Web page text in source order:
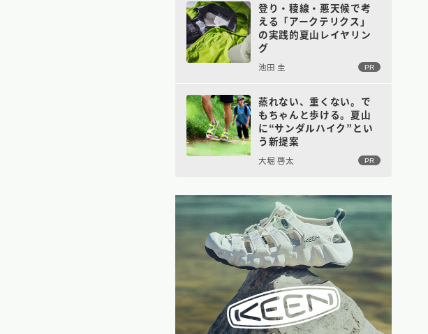
登り・稜線・悪天候で考
える「アークテリクス」
の実践的夏山レイヤリン
グ
池田 圭 PR
蒸れない、重くない。で
もちゃんと歩ける。夏山
に“サンダルハイク”とい
う新提案
大堀 啓太 PR